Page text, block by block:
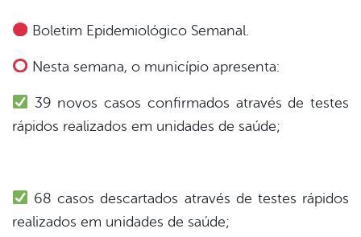
Boletim Epidemiológico Semanal.
Nesta semana, o município apresenta:
39 novos casos confirmados através de testes
rápidos realizados em unidades de saúde;
68 casos descartados através de testes rápidos
realizados em unidades de saúde;